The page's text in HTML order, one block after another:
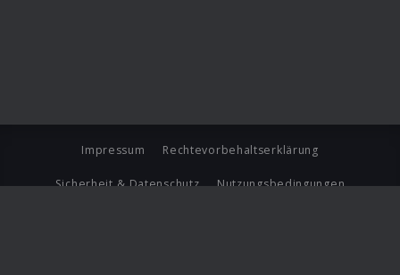
Impressum Rechtevorbehaltserklärung
Sicherheit & Datenschutz Nutzungsbedingungen